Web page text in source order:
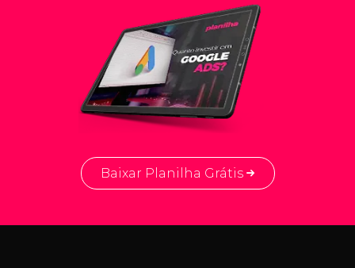
Baixar Planilha Grátis